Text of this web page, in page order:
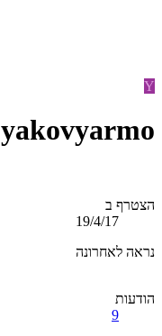
Y
yakovyarmo
הצטרף ב
19/4/17
נראה לאחרונה
הודעות
9